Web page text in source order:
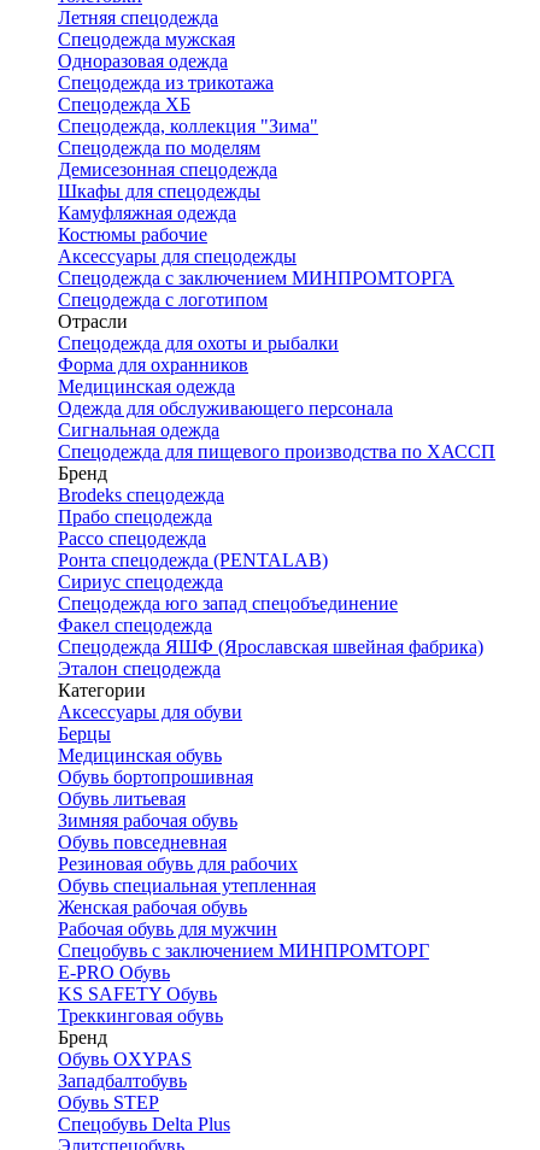
Летняя спецодежда
Спецодежда мужская
Одноразовая одежда
Спецодежда из трикотажа
Спецодежда ХБ
Спецодежда, коллекция "Зима"
Спецодежда по моделям
Демисезонная спецодежда
Шкафы для спецодежды
Камуфляжная одежда
Костюмы рабочие
Аксессуары для спецодежды
Спецодежда с заключением МИНПРОМТОРГА
Спецодежда с логотипом
Отрасли
Спецодежда для охоты и рыбалки
Форма для охранников
Медицинская одежда
Одежда для обслуживающего персонала
Сигнальная одежда
Спецодежда для пищевого производства по ХАССП
Бренд
Brodeks спецодежда
Прабо спецодежда
Рассо спецодежда
Ронта спецодежда (PENTALAB)
Сириус спецодежда
Спецодежда юго запад спецобъединение
Факел спецодежда
Спецодежда ЯШФ (Ярославская швейная фабрика)
Эталон спецодежда
Категории
Аксессуары для обуви
Берцы
Медицинская обувь
Обувь бортопрошивная
Обувь литьевая
Зимняя рабочая обувь
Обувь повседневная
Резиновая обувь для рабочих
Обувь специальная утепленная
Женская рабочая обувь
Рабочая обувь для мужчин
Спецобувь с заключением МИНПРОМТОРГ
E-PRO Обувь
KS SAFETY Обувь
Треккинговая обувь
Бренд
Обувь OXYPAS
Западбалтобувь
Обувь STEP
Спецобувь Delta Plus
Элитспецобувь